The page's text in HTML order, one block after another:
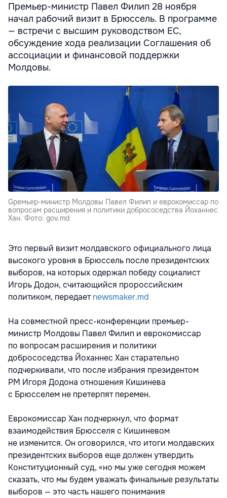
Премьер-министр Павел Филип 28 ноября
начал рабочий визит в Брюссель. В программе
— встречи с высшим руководством ЕС,
обсуждение хода реализации Соглашения об
ассоциации и финансовой поддержки
Молдовы.
Gремьер-министр Молдовы Павел Филип и еврокомиссар по
вопросам расширения и политики добрососедства Йоханнес
Хан. Фото: gov.md
Это первый визит молдавского официального лица
высокого уровня в Брюссель после президентских
выборов, на которых одержал победу социалист
Игорь Додон, считающийся пророссийским
политиком, передаетnewsmaker.md
На совместной пресс-конференции премьер-
министр Молдовы Павел Филип и еврокомиссар
по вопросам расширения и политики
добрососедства Йоханнес Хан старательно
подчеркивали, что после избрания президентом
РМ Игоря Додона отношения Кишинева
с Брюсселем не претерпят перемен.
Еврокомиссар Хан подчеркнул, что формат
взаимодействия Брюсселя с Кишиневом
не изменится. Он оговорился, что итоги молдавских
президентских выборов еще должен утвердить
Конституционный суд, «но мы уже сегодня можем
сказать, что мы будем уважать финальные результаты
выборов — это часть нашего понимания